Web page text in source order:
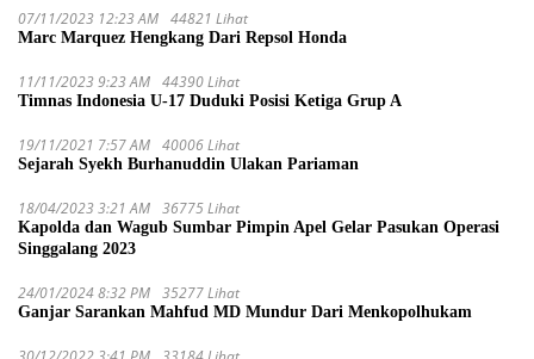
07/11/2023 12:23 AM 44821 Lihat
Marc Marquez Hengkang Dari Repsol Honda
11/11/2023 9:23 AM 44390 Lihat
Timnas Indonesia U-17 Duduki Posisi Ketiga Grup A
19/11/2021 7:57 AM 40006 Lihat
Sejarah Syekh Burhanuddin Ulakan Pariaman
18/04/2023 3:21 AM 36775 Lihat
Kapolda dan Wagub Sumbar Pimpin Apel Gelar Pasukan Operasi
Singgalang 2023
24/01/2024 8:32 PM 35277 Lihat
Ganjar Sarankan Mahfud MD Mundur Dari Menkopolhukam